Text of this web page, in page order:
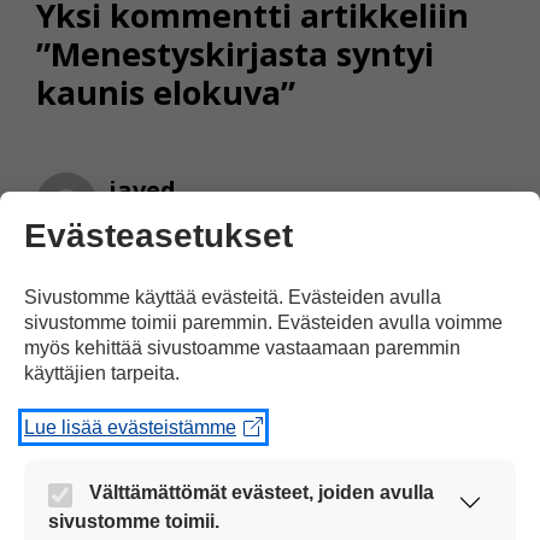
Yksi kommentti artikkeliin
”Menestyskirjasta syntyi
kaunis elokuva”
javed
26.12.2012 klo 13:22
Hei,
Ensin haluan sanua kaiki
selkousanomat hyvät
työntelle hyvää uutta voutta ja
hyviin menestys uudessa
voudessa, ja kiittän paljon teiltä
Evästeasetukset
Sivustomme käyttää evästeitä. Evästeiden avulla
sivustomme toimii paremmin. Evästeiden avulla voimme
myös kehittää sivustoamme vastaamaan paremmin
käyttäjien tarpeita.
Lue lisää evästeistämme
Välttämättömät evästeet, joiden avulla
sivustomme toimii.